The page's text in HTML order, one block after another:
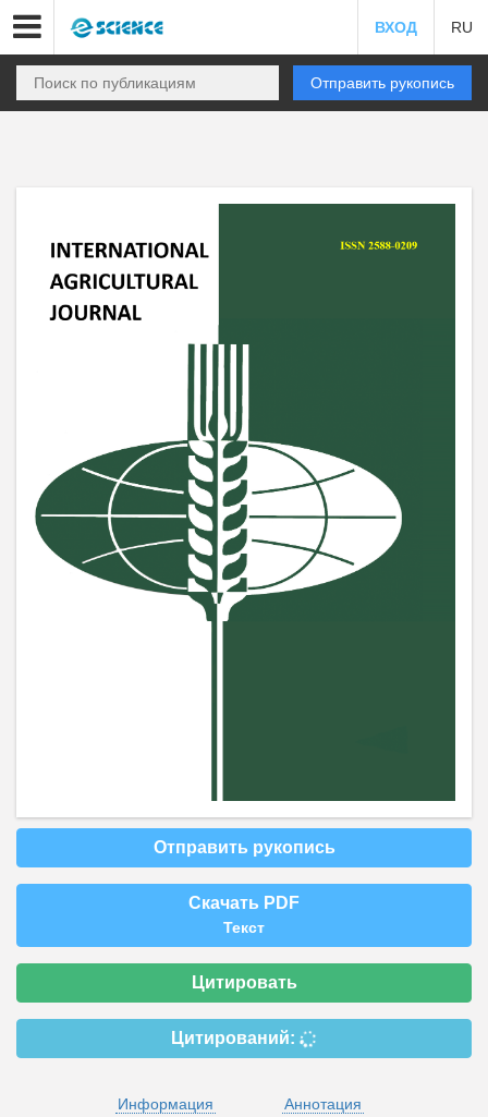
ВХОД RU
Отправить рукопись
Отправить рукопись
Скачать PDF
Текст
Цитировать
Цитирований:
Информация
Аннотация